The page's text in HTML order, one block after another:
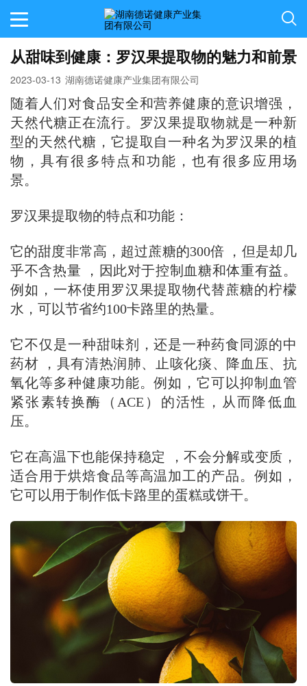
从甜味到健康：罗汉果提取物的魅力和前景
2023-03-13 湖南德诺健康产业集团有限公司
随着人们对食品安全和营养健康的意识增强，
天然代糖正在流行。罗汉果提取物就是一种新
型的天然代糖，它提取自一种名为罗汉果的植
物，具有很多特点和功能，也有很多应用场
景。
罗汉果提取物的特点和功能：
它的甜度非常高，超过蔗糖的300倍 ，但是却几
乎不含热量 ，因此对于控制血糖和体重有益。
例如，一杯使用罗汉果提取物代替蔗糖的柠檬
水，可以节省约100卡路里的热量。
它不仅是一种甜味剂，还是一种药食同源的中
药材 ，具有清热润肺、止咳化痰、降血压、抗
氧化等多种健康功能。例如，它可以抑制血管
紧张素转换酶（ACE）的活性，从而降低血
压。
它在高温下也能保持稳定 ，不会分解或变质，
适合用于烘焙食品等高温加工的产品。例如，
它可以用于制作低卡路里的蛋糕或饼干。